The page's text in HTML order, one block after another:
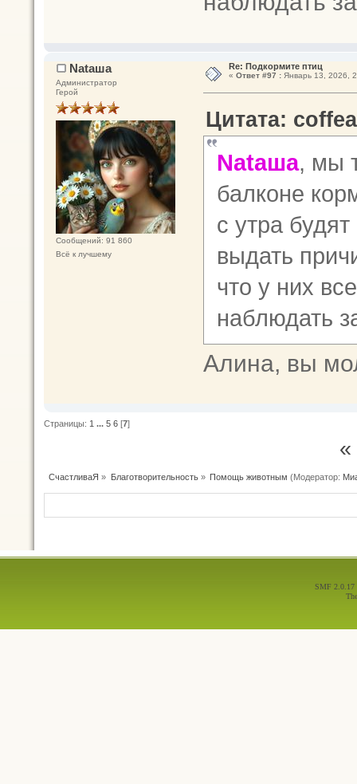
Nataшa
Администратор
Герой
Сообщений: 91 860
Всё к лучшему
Re: Подкормите птиц
« Ответ #97 :Январь 13, 2026,
Цитата:
Nataшa, мы
балконе
с утра
выдать
что у них
наблюдать
Алина, вы
Страницы: 1 ... 5 6 [7]
СчастливаЯ » Благотворительность» Помощь животным (Модератор:
SMF 2.0.17